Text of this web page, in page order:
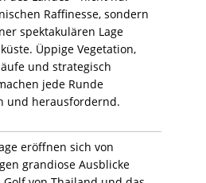
Raffinesse, sondern
spektakulären Lage
Üppige Vegetation,
und strategisch
jede Runde
und herausfordernd.
eröffnen sich von
grandiose Ausblicke